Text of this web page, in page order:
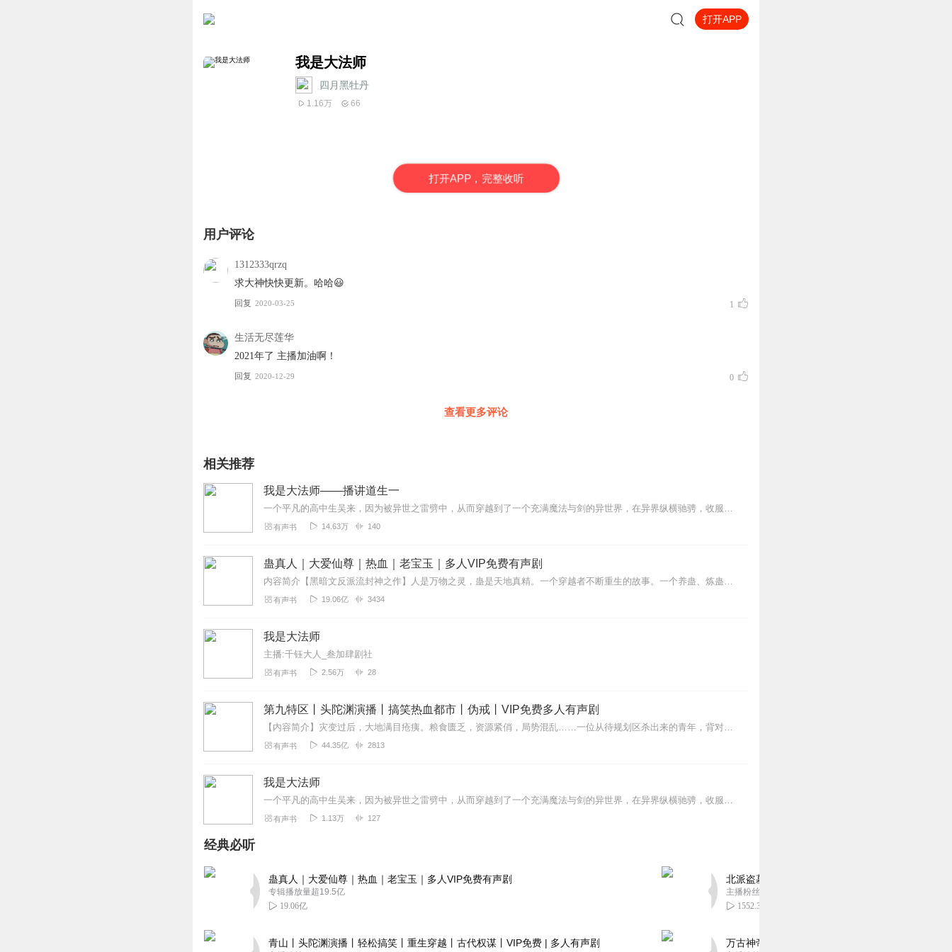
打开APP
我是大法师
四月黑牡丹
1.16万 66
打开APP，完整收听
用户评论
1312333qrzq
求大神快快更新。哈哈😃
回复 2020-03-25 1
生活无尽莲华
2021年了 主播加油啊！
回复 2020-12-29 0
查看更多评论
相关推荐
我是大法师——播讲道生一
一个平凡的高中生吴来，因为被异世之雷劈中，从而穿越到了一个充满魔法与剑的异世界，在异界纵横驰骋，收服强大的魔兽、征服顶级美女，于战火中沉浮磨砺，“魔神王”的名...
有声书 14.63万 140
蛊真人｜大爱仙尊｜热血｜老宝玉｜多人VIP免费有声剧
内容简介【黑暗文反派流封神之作】人是万物之灵，蛊是天地真精。一个穿越者不断重生的故事。一个养蛊、炼蛊、用蛊的奇特世界。配音组（男角色）老宝玉旁白...
有声书 19.06亿 3434
我是大法师
主播:千钰大人_叁加肆剧社
有声书 2.56万 28
第九特区丨头陀渊演播丨搞笑热血都市丨伪戒丨VIP免费多人有声剧
【内容简介】灾变过后，大地满目疮痍。粮食匮乏，资源紧俏，局势混乱……一位从待规划区杀出来的青年，背对着漫天黄沙，孤身来到九区谋生，却不曾想偶然结识三五好友，一念...
有声书 44.35亿 2813
我是大法师
一个平凡的高中生吴来，因为被异世之雷劈中，从而穿越到了一个充满魔法与剑的异世界，在异界纵横驰骋，收服强大的魔兽、征服顶级美女，于战火中沉浮磨砺，“魔神王”的名字...
有声书 1.13万 127
经典必听
蛊真人｜大爱仙尊｜热血｜老宝玉｜多人VIP免费有声剧
专辑播放量超19.5亿
19.06亿
青山丨头陀渊演播丨轻松搞笑丨重生穿越丨古代权谋丨VIP免费 | 多人有声剧
北派盗墓笔记丨头陀渊出品丨悬疑灵异丨摸金校尉
主播粉丝1659万
1552.31万
万古神帝丨玄幻丨热血丨紫襟团队演播丨多人有声